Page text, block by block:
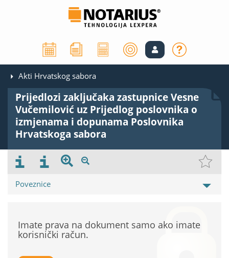
Akti Hrvatskog sabora
Prijedlozi zaključaka zastupnice Vesne
Vučemilović uz Prijedlog poslovnika o
izmjenama i dopunama Poslovnika
Hrvatskoga sabora
Poveznice
Imate prava na dokument samo ako imate
korisnički račun.